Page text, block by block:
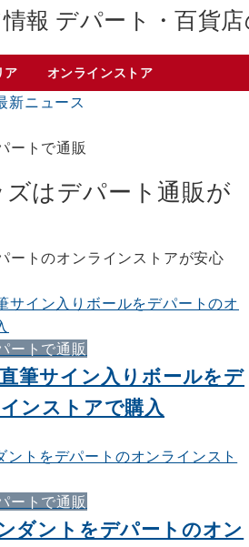
デパート・百貨
ア オンラインストア
新ニュース
ートで通販
はデパート通販が
ートのオンラインストアが安心
ートで通販
筆サイン入りボールをデ
ンストアで購入
ートで通販
ダントをデパートのオン